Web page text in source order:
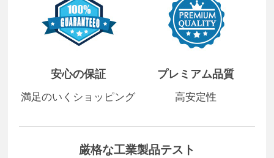
安心の保証
満足のいくショッピング
プレミアム品質
高安定性
厳格な工業製品テスト